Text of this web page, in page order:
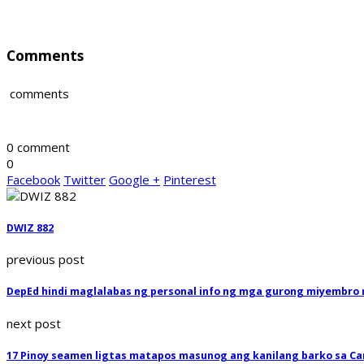
Comments
comments
0 comment
0
Facebook Twitter Google + Pinterest
DWIZ 882
previous post
DepEd hindi maglalabas ng personal info ng mga gurong miyembro
next post
17 Pinoy seamen ligtas matapos masunog ang kanilang barko sa